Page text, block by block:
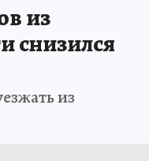
из
снизился
из